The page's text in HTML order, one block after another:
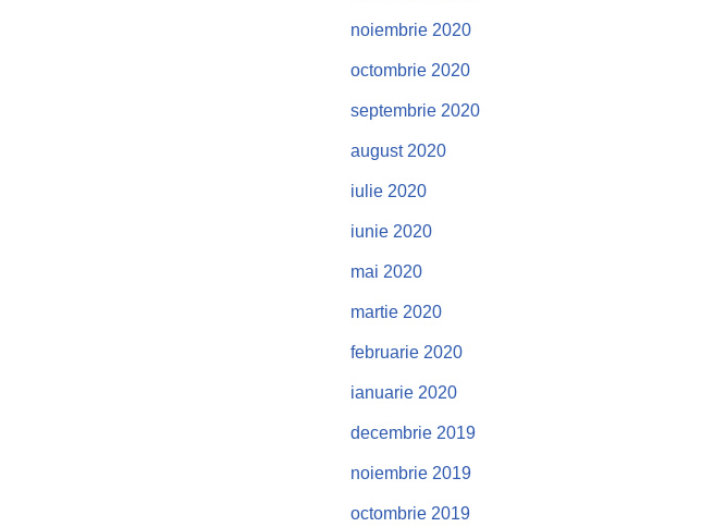
noiembrie 2020
octombrie 2020
septembrie 2020
august 2020
iulie 2020
iunie 2020
mai 2020
martie 2020
februarie 2020
ianuarie 2020
decembrie 2019
noiembrie 2019
octombrie 2019